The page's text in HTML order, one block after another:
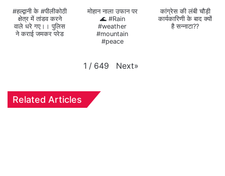
#हल्द्वानी के #पीलीकोठी
क्षेत्र में तांडव करने
वाले धरे गए।। पुलिस
ने कराई जमकर परेड
मोहान नाला उफान पर
🌊 #Rain
#weather
#mountain
#peace
कांग्रेस की लंबी चौड़ी
कार्यकारिणी के बाद क्यों
है सन्नाटा??
1 / 649 Next»
Related Articles